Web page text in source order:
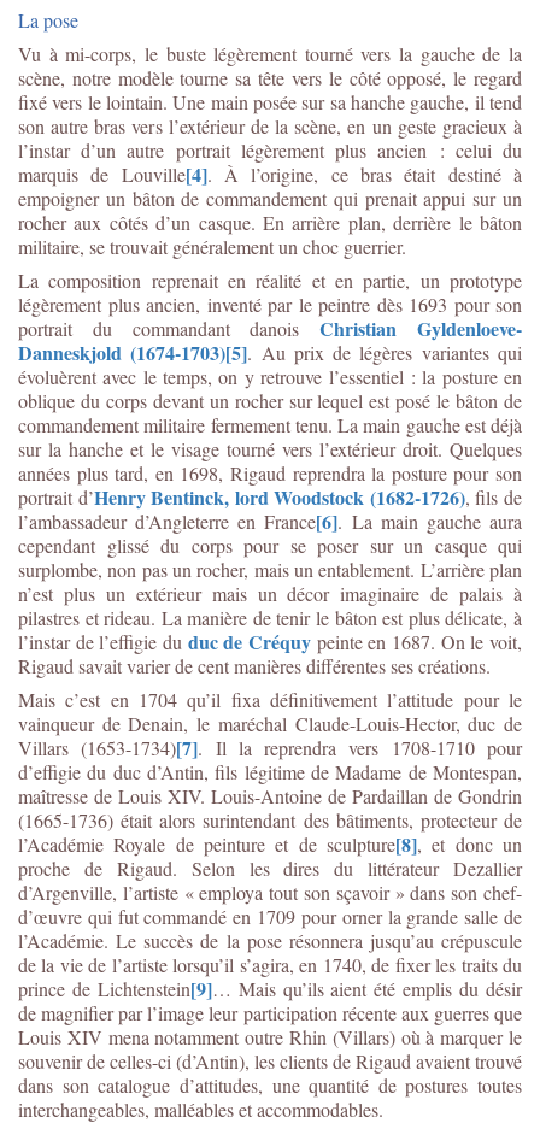
La pose
Vu à mi-corps, le buste légèrement tourné vers la gauche de la
scène, notre modèle tourne sa tête vers le côté opposé, le regard
fixé vers le lointain. Une main posée sur sa hanche gauche, il tend
son autre bras vers l’extérieur de la scène, en un geste gracieux à
l’instar d’un autre portrait légèrement plus ancien : celui du
marquis de Louville[4]. À l’origine, ce bras était destiné à
empoigner un bâton de commandement qui prenait appui sur un
rocher aux côtés d’un casque. En arrière plan, derrière le bâton
militaire, se trouvait généralement un choc guerrier.
La composition reprenait en réalité et en partie, un prototype
légèrement plus ancien, inventé par le peintre dès 1693 pour son
portrait du commandant danoisChristian Gyldenloeve-
Danneskjold (1674-1703)[5]. Au prix de légères variantes qui
évoluèrent avec le temps, on y retrouve l’essentiel : la posture en
oblique du corps devant un rocher sur lequel est posé le bâton de
commandement militaire fermement tenu. La main gauche est déjà
sur la hanche et le visage tourné vers l’extérieur droit. Quelques
années plus tard, en 1698, Rigaud reprendra la posture pour son
portrait d’Henry Bentinck, lord Woodstock (1682-1726), fils de
l’ambassadeur d’Angleterre en France[6]. La main gauche aura
cependant glissé du corps pour se poser sur un casque qui
surplombe, non pas un rocher, mais un entablement. L’arrière plan
n’est plus un extérieur mais un décor imaginaire de palais à
pilastres et rideau. La manière de tenir le bâton est plus délicate, à
l’instar de l’effigie du duc de Créquy peinte en 1687. On le voit,
Rigaud savait varier de cent manières différentes ses créations.
Mais c’est en 1704 qu’il fixa définitivement l’attitude pour le
vainqueur de Denain, le maréchal Claude-Louis-Hector, duc de
Villars (1653-1734)[7]. Il la reprendra vers 1708-1710 pour
d’effigie du duc d’Antin, fils légitime de Madame de Montespan,
maîtresse de Louis XIV. Louis-Antoine de Pardaillan de Gondrin
(1665-1736) était alors surintendant des bâtiments, protecteur de
l’Académie Royale de peinture et de sculpture[8], et donc un
proche de Rigaud. Selon les dires du littérateur Dezallier
d’Argenville, l’artiste « employa tout son sçavoir » dans son chef-
d’œuvre qui fut commandé en 1709 pour orner la grande salle de
l’Académie. Le succès de la pose résonnera jusqu’au crépuscule
de la vie de l’artiste lorsqu’il s’agira, en 1740, de fixer les traits du
prince de Lichtenstein[9]… Mais qu’ils aient été emplis du désir
de magnifier par l’image leur participation récente aux guerres que
Louis XIV mena notamment outre Rhin (Villars) où à marquer le
souvenir de celles-ci (d’Antin), les clients de Rigaud avaient trouvé
dans son catalogue d’attitudes, une quantité de postures toutes
interchangeables, malléables et accommodables.